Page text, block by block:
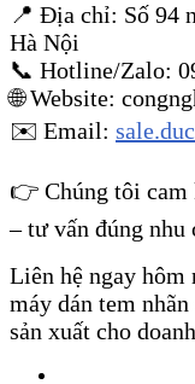
📍 Địa chỉ: Số 94
Hà Nội
📞 Hotline/Zalo:
🌐 Website:
✉️ Email:
👉 Chúng tôi cam
– tư vấn đúng nhu
Liên hệ ngay hôm
máy dán tem
sản xuất cho